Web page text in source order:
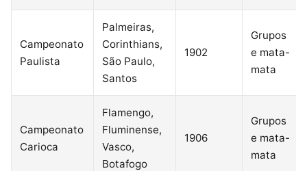
Campeonato
Paulista
Palmeiras,
Corinthians,
São Paulo,
Santos
1902
Grupos
e mata-
mata
Campeonato
Carioca
Flamengo,
Fluminense,
Vasco,
Botafogo
1906
Grupos
e mata-
mata